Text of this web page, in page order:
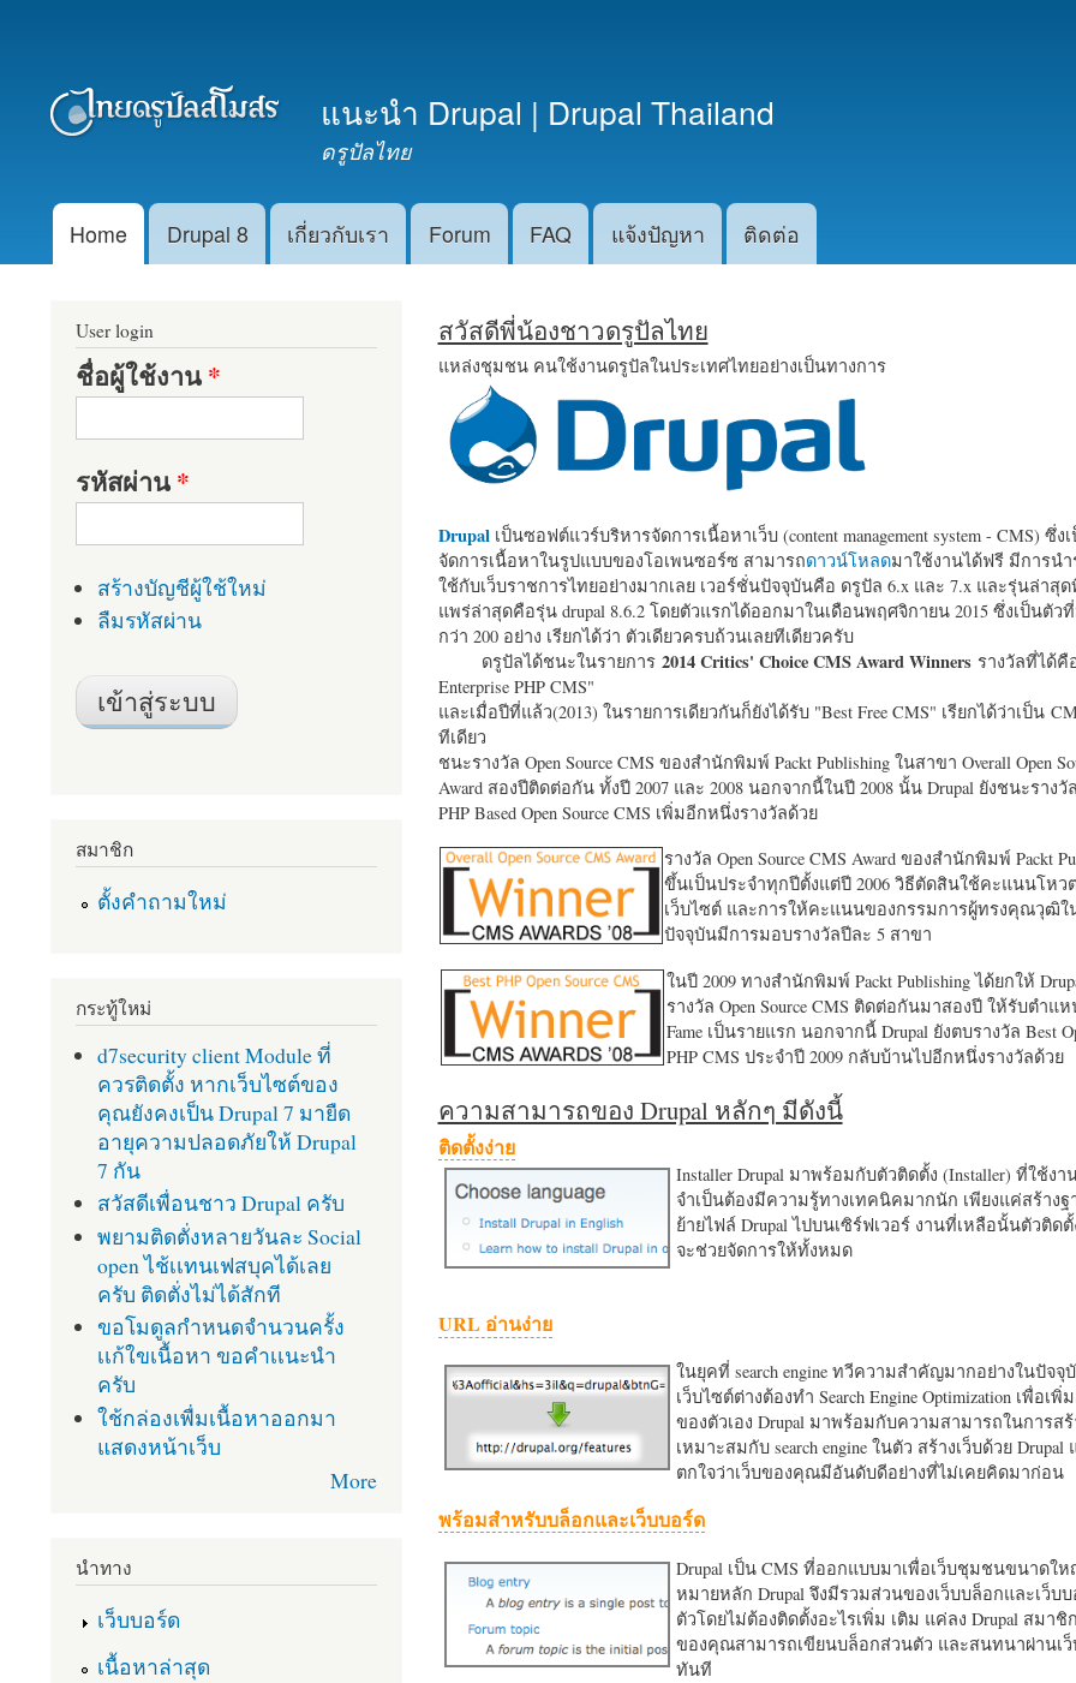
หลัก
แนะนำ Drupal | Drupal Thailand
ดรูปัลไทย
Main menu
Home Drupal 8 เกี่ยวกับเรา Forum FAQ แจ้งปัญหา ติดต่อ
สวัสดีพี่น้องชาวดรูปัลไทย
แหล่งชุมชน คนใช้งานดรูปัลในประเทศไทยอย่างเป็นทางการ
Drupalเป็นซอฟต์แวร์บริหารจัดการเนื้อหาเว็บ (content management system - CMS) ซึ่ง
จัดการเนื้อหาในรูปแบบของโอเพนซอร์ซ สามารถดาวน์โหลดมาใช้งานได้ฟรี มีการน
ใช้กับเว็บราชการไทยอย่างมากเลย เวอร์ชั่นปัจจุบันคือ ดรูปัล 6.x และ 7.x และรุ่นล่าสุด
แพร่ล่าสุดคือรุ่น drupal 8.6.2 โดยตัวแรกได้ออกมาในเดือนพฤศจิกายน 2015 ซึ่งเป็นตั
กว่า 200 อย่าง เรียกได้ว่า ตัวเดียวครบถ้วนเลยทีเดียวครับ
ดรูปัลได้ชนะในรายการ 2014 Critics' Choice CMS Award Winners รางวัลที่ได้คื
Enterprise PHP CMS"
และเมื่อปีที่แล้ว(2013) ในรายการเดียวกันก็ยังได้รับ "Best Free CMS" เรียกได้ว่าเป็น
ทีเดียว
ชนะรางวัล Open Source CMS ของสำนักพิมพ์ Packt Publishing ในสาขา Overall Open
Award สองปีติดต่อกัน ทั้งปี 2007 และ 2008 นอกจากนี้ในปี 2008 นั้น Drupal ยังชนะรางวั
PHP Based Open Source CMS เพิ่มอีกหนึ่งรางวัลด้วย
รางวัล Open Source CMS Award ของสำนักพิมพ์ Packt
ขึ้นเป็นประจำทุกปีตั้งแต่ปี 2006 วิธีตัดสินใช้คะแนนโหว
เว็บไซต์ และการให้คะแนนของกรรมการผู้ทรงคุณวุฒิใ
ปัจจุบันมีการมอบรางวัลปีละ 5 สาขา
ในปี 2009 ทางสำนักพิมพ์ Packt Publishing ได้ยกให้
รางวัล Open Source CMS ติดต่อกันมาสองปี ให้รับตำแ
Fame เป็นรายแรก นอกจากนี้ Drupal ยังตบรางวัล Best
PHP CMS ประจำปี 2009 กลับบ้านไปอีกหนึ่งรางวัลด้วย
ความสามารถของ Drupal หลักๆ มีดังนี้
ติดตั้งง่าย
Installer Drupal มาพร้อมกับตัวติดตั้ง (Installer) ที่ใช้งา
จำเป็นต้องมีความรู้ทางเทคนิคมากนัก เพียงแค่สร้าง
ย้ายไฟล์ Drupal ไปบนเซิร์ฟเวอร์ งานที่เหลือนั้นตัวติดตั้
จะช่วยจัดการให้ทั้งหมด
URL อ่านง่าย
ในยุคที่ search engine ทวีความสำคัญมากอย่างในปัจจุ
เว็บไซต์ต่างต้องทำ Search Engine Optimization เพื่อเ
ของตัวเอง Drupal มาพร้อมกับความสามารถในการสร้
เหมาะสมกับ search engine ในตัว สร้างเว็บด้วย
ตกใจว่าเว็บของคุณมีอันดับดีอย่างที่ไม่เคยคิดมาก่อน
พร้อมสำหรับบล็อกและเว็บบอร์ด
Drupal เป็น CMS ที่ออกแบบมาเพื่อเว็บชุมชนขนาดให
หมายหลัก Drupal จึงมีรวมส่วนของเว็บบล็อกและเว็บ
ตัวโดยไม่ต้องติดตั้งอะไรเพิ่ม เติม แค่ลง Drupal สมาชิ
ของคุณสามารถเขียนบล็อกส่วนตัว และสนทนาผ่านเว็
ทันที
User login
ชื่อผู้ใช้งาน*
รหัสผ่าน*
สร้างบัญชีผู้ใช้ใหม่
ลืมรหัสผ่าน
สมาชิก
ตั้งคำถามใหม่
กระทู้ใหม่
d7security client Module ที่
ควรติดตั้ง หากเว็บไซต์ของ
คุณยังคงเป็น Drupal 7 มายืด
อายุความปลอดภัยให้ Drupal
7 กัน
สวัสดีเพื่อนชาว Drupal ครับ
พยามติดตั่งหลายวันละ Social
open ไช้เเทนเฟสบุคได้เลย
ครับ ติดตั่งไม่ได้สักที
ขอโมดูลกำหนดจำนวนครั้ง
เเก้ใขเนื้อหา ขอคำเเนะนำ
ครับ
ใช้กล่องเพื่มเนื้อหาออกมา
แสดงหน้าเว็บ
More
นำทาง
เว็บบอร์ด
เนื้อหาล่าสุด